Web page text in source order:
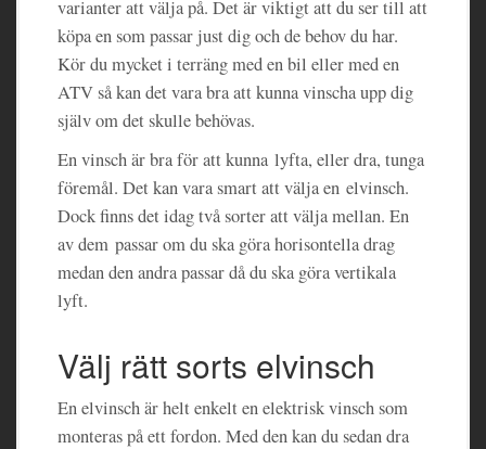
varianter att välja på. Det är viktigt att du ser till att
köpa en som passar just dig och de behov du har.
Kör du mycket i terräng med en bil eller med en
ATV så kan det vara bra att kunna vinscha upp dig
själv om det skulle behövas.
En vinsch är bra för att kunna lyfta, eller dra, tunga
föremål. Det kan vara smart att välja en elvinsch.
Dock finns det idag två sorter att välja mellan. En
av dem passar om du ska göra horisontella drag
medan den andra passar då du ska göra vertikala
lyft.
Välj rätt sorts elvinsch
En elvinsch är helt enkelt en elektrisk vinsch som
monteras på ett fordon. Med den kan du sedan dra